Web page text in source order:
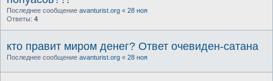
Последнее сообщение avanturist.org « 28 ноя
Ответы: 4
кто правит миром денег? Ответ очевиден-сатана
Последнее сообщение avanturist.org « 28 ноя